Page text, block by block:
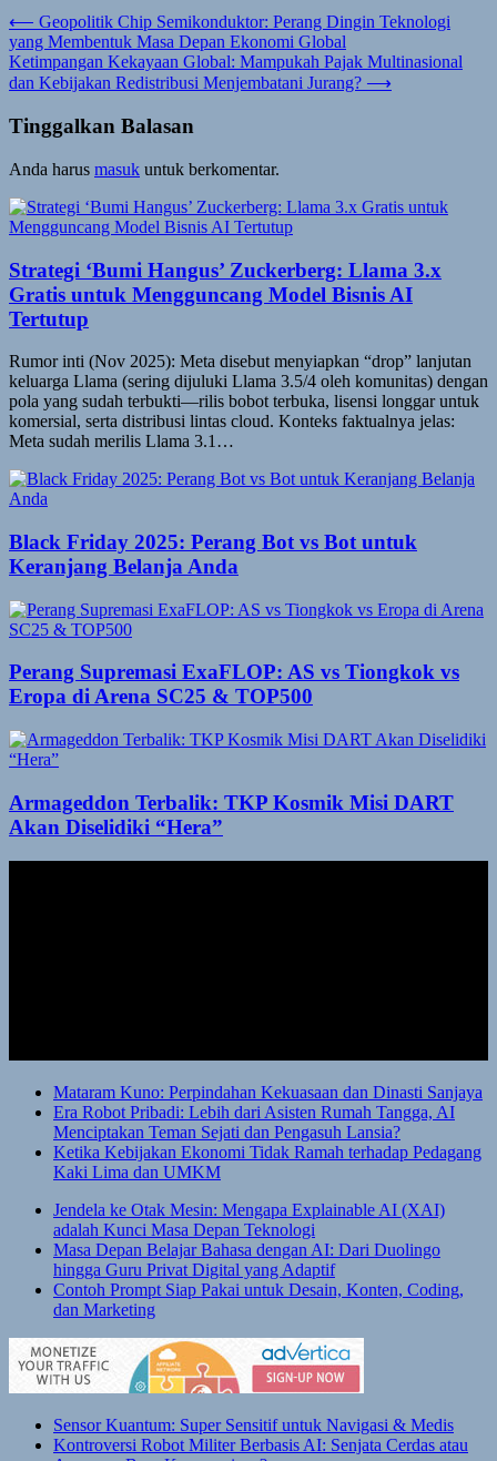
Navigasi
pos
⟵ Geopolitik Chip Semikonduktor: Perang Dingin Teknologi
yang Membentuk Masa Depan Ekonomi Global
Ketimpangan Kekayaan Global: Mampukah Pajak Multinasional
dan Kebijakan Redistribusi Menjembatani Jurang? ⟶
Tinggalkan Balasan
Anda harus masuk untuk berkomentar.
Strategi ‘Bumi Hangus’ Zuckerberg: Llama 3.x
Gratis untuk Mengguncang Model Bisnis AI
Tertutup
Rumor inti (Nov 2025): Meta disebut menyiapkan “drop” lanjutan
keluarga Llama (sering dijuluki Llama 3.5/4 oleh komunitas) dengan
pola yang sudah terbukti—rilis bobot terbuka, lisensi longgar untuk
komersial, serta distribusi lintas cloud. Konteks faktualnya jelas:
Meta sudah merilis Llama 3.1…
Black Friday 2025: Perang Bot vs Bot untuk
Keranjang Belanja Anda
Perang Supremasi ExaFLOP: AS vs Tiongkok vs
Eropa di Arena SC25 & TOP500
Armageddon Terbalik: TKP Kosmik Misi DART
Akan Diselidiki “Hera”
Mataram Kuno: Perpindahan Kekuasaan dan Dinasti Sanjaya
Era Robot Pribadi: Lebih dari Asisten Rumah Tangga, AI
Menciptakan Teman Sejati dan Pengasuh Lansia?
Ketika Kebijakan Ekonomi Tidak Ramah terhadap Pedagang
Kaki Lima dan UMKM
Jendela ke Otak Mesin: Mengapa Explainable AI (XAI)
adalah Kunci Masa Depan Teknologi
Masa Depan Belajar Bahasa dengan AI: Dari Duolingo
hingga Guru Privat Digital yang Adaptif
Contoh Prompt Siap Pakai untuk Desain, Konten, Coding,
dan Marketing
Sensor Kuantum: Super Sensitif untuk Navigasi & Medis
Kontroversi Robot Militer Berbasis AI: Senjata Cerdas atau